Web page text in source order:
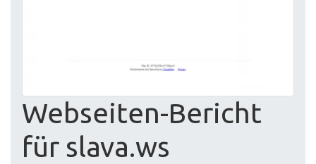
Webseiten-Bericht
für slava.ws